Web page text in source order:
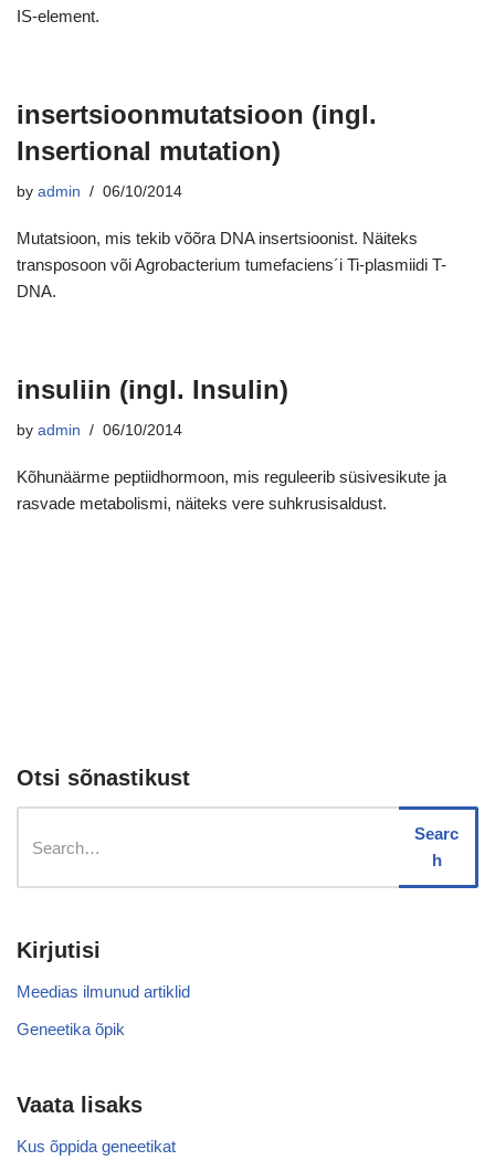
IS-element.
insertsioonmutatsioon (ingl.
Insertional mutation)
by admin 06/10/2014
Mutatsioon, mis tekib võõra DNA insertsioonist. Näiteks
transposoon või Agrobacterium tumefaciens´i Ti-plasmiidi T-
DNA.
insuliin (ingl. Insulin)
by admin 06/10/2014
Kõhunäärme peptiidhormoon, mis reguleerib süsivesikute ja
rasvade metabolismi, näiteks vere suhkrusisaldust.
Otsi sõnastikust
Searc
h
Kirjutisi
Meedias ilmunud artiklid
Geneetika õpik
Vaata lisaks
Kus õppida geneetikat